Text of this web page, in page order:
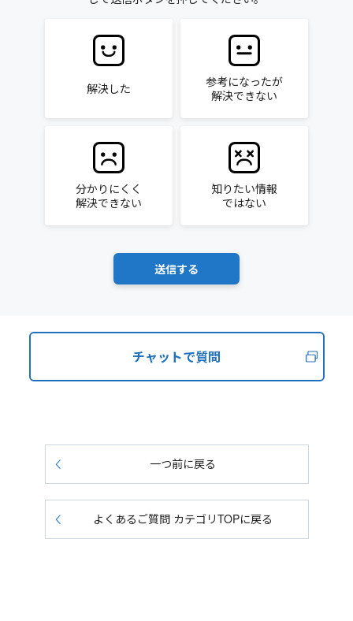
解決した
参考になったが
解決できない
分かりにくく
解決できない
知りたい情報
ではない
チャットで質問
一つ前に戻る
よくあるご質問 カテゴリTOPに戻る